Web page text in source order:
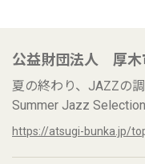
公益財団法人 厚木
夏の終わり、JAZZの
Summer Jazz Selection
https://atsugi-bunka.jp/